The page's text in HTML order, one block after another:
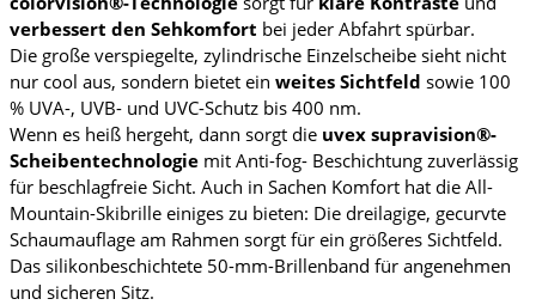
verbessert den Sehkomfort bei jeder Abfahrt spürbar.
Die große verspiegelte, zylindrische Einzelscheibe sieht nicht
nur cool aus, sondern bietet ein weites Sichtfeld sowie 100
% UVA-, UVB- und UVC-Schutz bis 400 nm.
Wenn es heiß hergeht, dann sorgt die uvex supravision®-
Scheibentechnologie mit Anti-fog- Beschichtung zuverlässig
für beschlagfreie Sicht. Auch in Sachen Komfort hat die All-
Mountain-Skibrille einiges zu bieten: Die dreilagige, gecurvte
Schaumauflage am Rahmen sorgt für ein größeres Sichtfeld.
Das silikonbeschichtete 50-mm-Brillenband für angenehmen
und sicheren Sitz.